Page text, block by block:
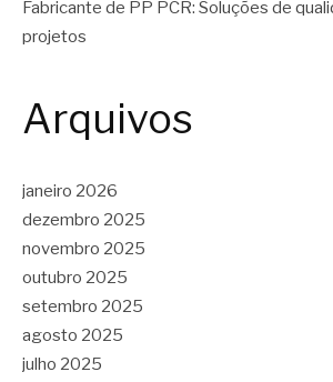
Fabricante de PP PCR: Soluções de
projetos
Arquivos
janeiro 2026
dezembro 2025
novembro 2025
outubro 2025
setembro 2025
agosto 2025
julho 2025